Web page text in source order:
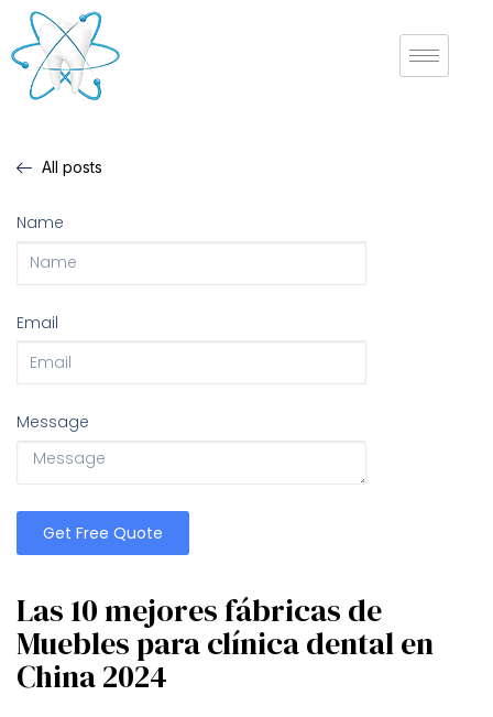
All posts
Name
Email
Message
Get Free Quote
Las 10 mejores fábricas de
Muebles para clínica dental en
China 2024